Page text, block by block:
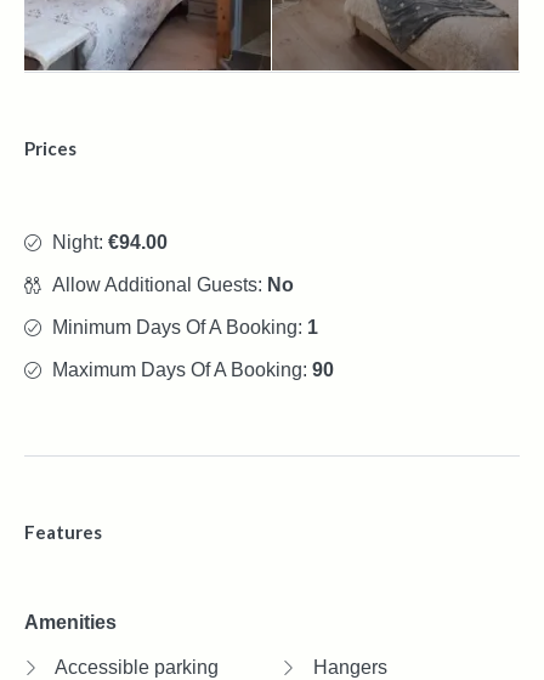
Prices
Night: €94.00
Allow Additional Guests: No
Minimum Days Of A Booking: 1
Maximum Days Of A Booking: 90
Features
Amenities
Accessible parking Hangers